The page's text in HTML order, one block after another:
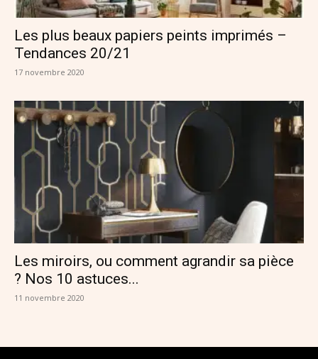
Les plus beaux papiers peints imprimés –
Tendances 20/21
17 novembre 2020
Les miroirs, ou comment agrandir sa pièce
? Nos 10 astuces...
11 novembre 2020